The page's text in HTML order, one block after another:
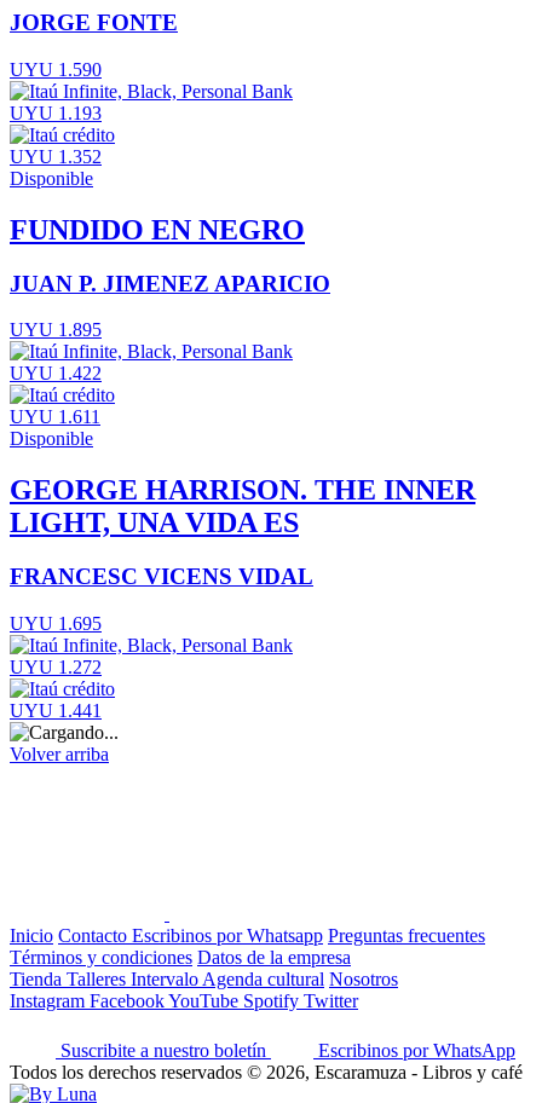
JORGE FONTE
UYU 1.590
UYU 1.193
UYU 1.352
Disponible
FUNDIDO EN NEGRO
JUAN P. JIMENEZ APARICIO
UYU 1.895
UYU 1.422
UYU 1.611
Disponible
GEORGE HARRISON. THE INNER
LIGHT, UNA VIDA ES
FRANCESC VICENS VIDAL
UYU 1.695
UYU 1.272
UYU 1.441
Volver arriba
Inicio Contacto Escribinos por Whatsapp Preguntas frecuentes
Términos y condiciones Datos de la empresa
Tienda Talleres Intervalo Agenda cultural Nosotros
Instagram FacebookYouTube Spotify Twitter
Suscribite a nuestro boletín
Escribinos por WhatsApp
Todos los derechos reservados © 2026, Escaramuza - Libros y café